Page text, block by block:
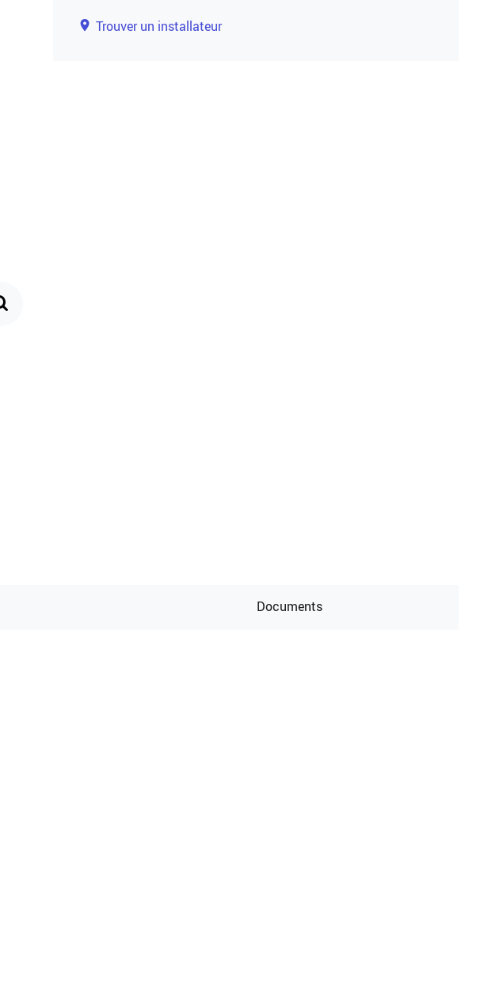
Trouver un installateur
Documents